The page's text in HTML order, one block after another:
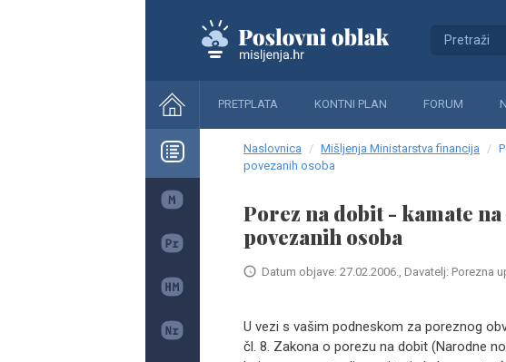
PRETPLATA KONTNI PLAN FORUM
Naslovnica Mišljenja Ministarstva financija
povezanih osoba
Porez na dobit - kamate
povezanih osoba
Datum objave: 27.02.2006., Davatelj: Porezna
U vezi s vašim podneskom za poreznog
čl. 8. Zakona o porezu na dobit (Narodne